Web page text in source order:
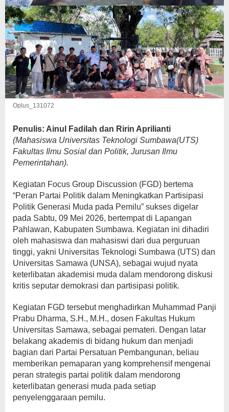
Oplus_131072
Penulis: Ainul Fadilah dan Ririn Aprilianti
(Mahasiswa Universitas Teknologi Sumbawa(UTS)
Fakultas Ilmu Sosial dan Politik, Jurusan Ilmu
Pemerintahan).
Kegiatan Focus Group Discussion (FGD) bertema
“Peran Partai Politik dalam Meningkatkan Partisipasi
Politik Generasi Muda pada Pemilu” sukses digelar
pada Sabtu, 09 Mei 2026, bertempat di Lapangan
Pahlawan, Kabupaten Sumbawa. Kegiatan ini dihadiri
oleh mahasiswa dan mahasiswi dari dua perguruan
tinggi, yakni Universitas Teknologi Sumbawa (UTS) dan
Universitas Samawa (UNSA), sebagai wujud nyata
keterlibatan akademisi muda dalam mendorong diskusi
kritis seputar demokrasi dan partisipasi politik.
Kegiatan FGD tersebut menghadirkan Muhammad Panji
Prabu Dharma, S.H., M.H., dosen Fakultas Hukum
Universitas Samawa, sebagai pemateri. Dengan latar
belakang akademis di bidang hukum dan menjadi
bagian dari Partai Persatuan Pembangunan, beliau
memberikan pemaparan yang komprehensif mengenai
peran strategis partai politik dalam mendorong
keterlibatan generasi muda pada setiap
penyelenggaraan pemilu.